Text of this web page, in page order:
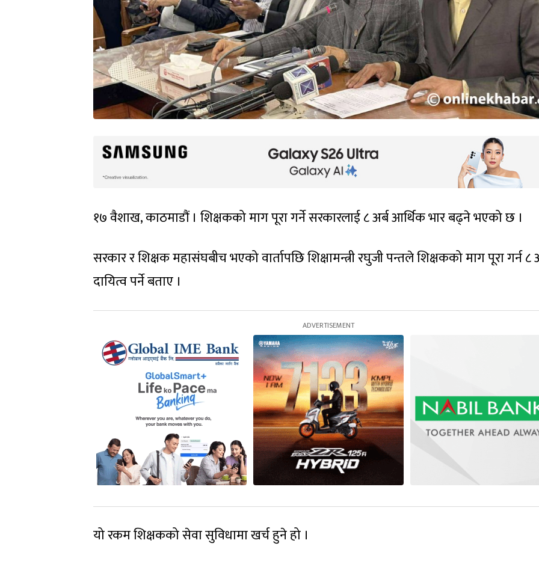
१७ वैशाख, काठमाडौं । शिक्षकको माग पूरा गर्ने सरकारलाई ८ अर्ब आर्थिक भार बढ्ने भएको छ ।
सरकार र शिक्षक महासंघबीच भएको वार्तापछि शिक्षामन्त्री रघुजी पन्तले शिक्षकको माग पूरा गर्न ८
दायित्व पर्ने बताए ।
यो रकम शिक्षकको सेवा सुविधामा खर्च हुने हो ।